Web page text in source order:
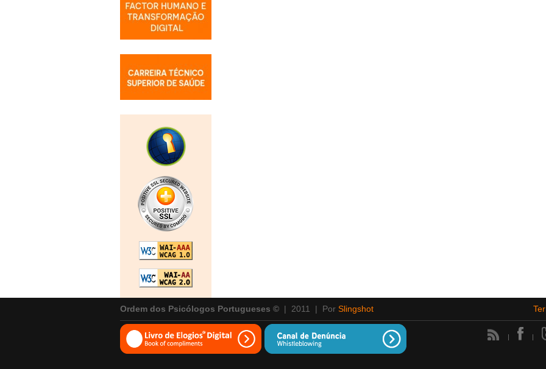
Ordem dos Psicólogos Portugueses © | 2011 | Por Slingshot